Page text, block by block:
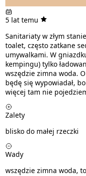
5 lat temu
Sanitariaty w złym
toalet, często zatkane
umywalkami. W
kempingu) tylko
wszędzie zimna woda.
będę się wypowiadał,
więcej tam nie
Zalety
blisko do małej rzeczki
Wady
wszędzie zimna woda,